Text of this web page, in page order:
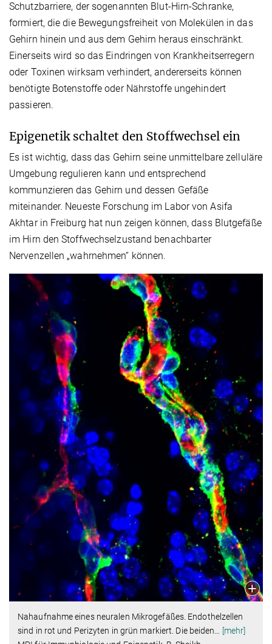
Schutzbarriere, der sogenannten Blut-Hirn-Schranke,
formiert, die die Bewegungsfreiheit von Molekülen in das
Gehirn hinein und aus dem Gehirn heraus einschränkt.
Einerseits wird so das Eindringen von Krankheitserregern
oder Toxinen wirksam verhindert, andererseits können
benötigte Botenstoffe oder Nährstoffe ungehindert
passieren.
Epigenetik schaltet den Stoffwechsel ein
Es ist wichtig, dass das Gehirn seine unmittelbare zelluläre
Umgebung regulieren kann und entsprechend
kommunzieren das Gehirn und dessen Gefäße
miteinander. Neueste Forschung im Labor von Asifa
Akhtar in Freiburg hat nun zeigen können, dass Blutgefäße
im Hirn den Stoffwechselzustand benachbarter
Nervenzellen „wahrnehmen“ können.
Nahaufnahme eines neuralen Mikrogefäßes. Endothelzellen
sind in rot und Perizyten in grün markiert. Die beiden
[mehr]